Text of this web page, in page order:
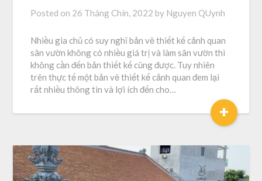
Posted on 26 Tháng Chín, 2022 by Nguyen QUynh
Nhiều gia chủ có suy nghĩ bản vẽ thiết kế cảnh quan
sân vườn không có nhiều giá trị và làm sân vườn thì
không cần đến bản thiết kế cũng được. Tuy nhiên
trên thực tế một bản vẽ thiết kế cảnh quan đem lại
rất nhiều thông tin và lợi ích đến cho…
+